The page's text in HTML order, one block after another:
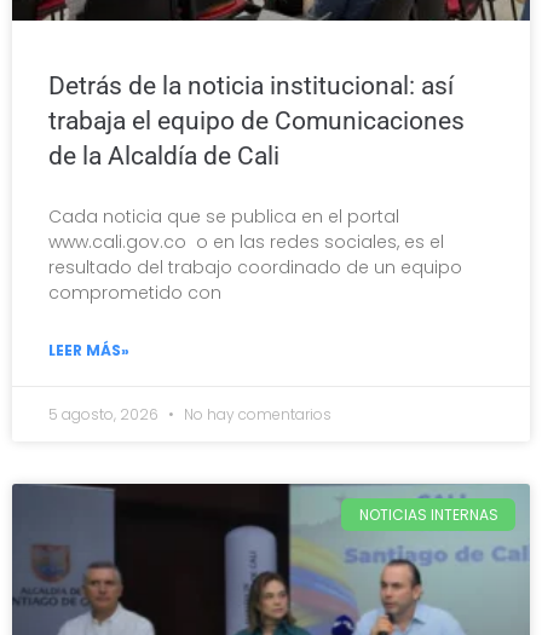
Detrás de la noticia institucional: así
trabaja el equipo de Comunicaciones
de la Alcaldía de Cali
Cada noticia que se publica en el portal
www.cali.gov.co o en las redes sociales, es el
resultado del trabajo coordinado de un equipo
comprometido con
LEER MÁS»
5 agosto, 2026 No hay comentarios
NOTICIAS INTERNAS